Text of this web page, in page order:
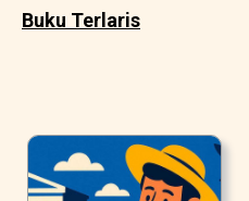
Buku Terlaris